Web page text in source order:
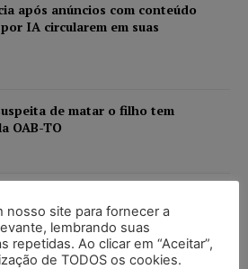
após anúncios com conteúdo
IA circularem em suas
de matar o filho tem
OAB-TO
deficiência e autistas de todos os
2026
nosso site para fornecer a
lembrando suas
repetidas. Ao clicar em “Aceitar”,
de TODOS os cookies.